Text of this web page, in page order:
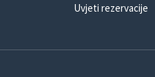
Uvjeti rezervacije